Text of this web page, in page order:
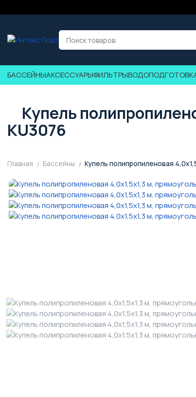
БАССЕЙНЫАКСЕССУАРЫФИЛЬТРЫ
Купель
KU3076
Главная Бассейны Купель полипропиленовая